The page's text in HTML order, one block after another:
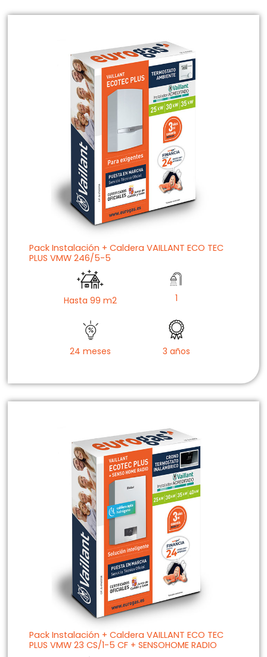
Pack Instalación + Caldera VAILLANT ECO TEC
PLUS VMW 246/5-5
Hasta 99 m2 1
24 meses 3 años
Pack Instalación + Caldera VAILLANT ECO TEC
PLUS VMW 23 CS/1-5 CF + SENSOHOME RADIO